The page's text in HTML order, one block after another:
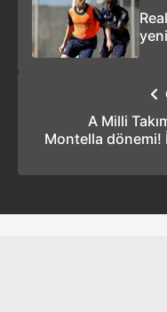
A Milli
Montella dönemi!